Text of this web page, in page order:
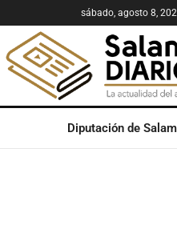
sábado, agosto 8,
Diputación de